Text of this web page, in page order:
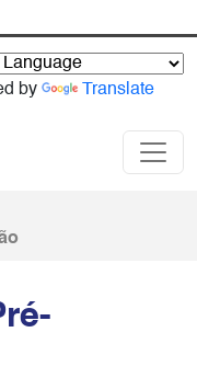
by Translate